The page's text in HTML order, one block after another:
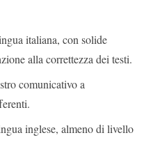
italiana, con solide
alla correttezza dei testi.
comunicativo a
inglese, almeno di livello